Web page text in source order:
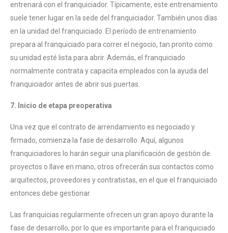
entrenará con el franquiciador. Típicamente, este entrenamiento
suele tener lugar en la sede del franquiciador. También unos días
en la unidad del franquiciado. El período de entrenamiento
prepara al franquiciado para correr el negocio, tan pronto como
su unidad esté lista para abrir. Además, el franquiciado
normalmente contrata y capacita empleados con la ayuda del
franquiciador antes de abrir sus puertas.
7. Inicio de etapa preoperativa
Una vez que el contrato de arrendamiento es negociado y
firmado, comienza la fase de desarrollo. Aquí, algunos
franquiciadores lo harán seguir una planificación de gestión de
proyectos o llave en mano, otros ofrecerán sus contactos como
arquitectos, proveedores y contratistas, en el que el franquiciado
entonces debe gestionar.
Las franquicias regularmente ofrecen un gran apoyo durante la
fase de desarrollo, por lo que es importante para el franquiciado